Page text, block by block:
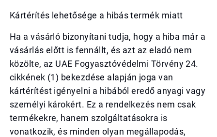
Kártérítés lehetősége a hibás termék miatt
Ha a vásárló bizonyítani tudja, hogy a hiba már a
vásárlás előtt is fennállt, és azt az eladó nem
közölte, az UAE Fogyasztóvédelmi Törvény 24.
cikkének (1) bekezdése alapján joga van
kártérítést igényelni a hibából eredő anyagi vagy
személyi károkért. Ez a rendelkezés nem csak
termékekre, hanem szolgáltatásokra is
vonatkozik, és minden olyan megállapodás,